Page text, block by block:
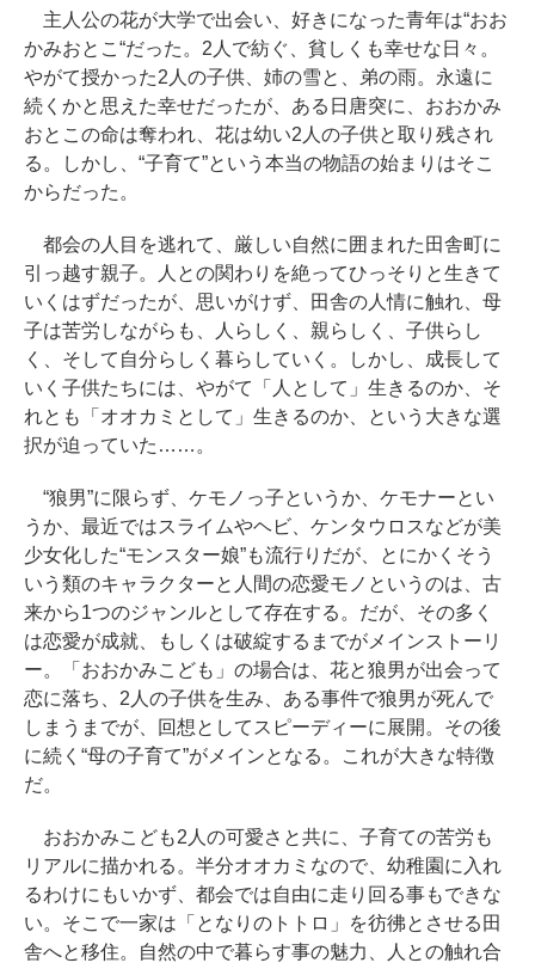
主人公の花が大学で出会い、好きになった青年は“おお
かみおとこ“だった。2人で紡ぐ、貧しくも幸せな日々。
やがて授かった2人の子供、姉の雪と、弟の雨。永遠に
続くかと思えた幸せだったが、ある日唐突に、おおかみ
おとこの命は奪われ、花は幼い2人の子供と取り残され
る。しかし、“子育て”という本当の物語の始まりはそこ
からだった。
都会の人目を逃れて、厳しい自然に囲まれた田舎町に
引っ越す親子。人との関わりを絶ってひっそりと生きて
いくはずだったが、思いがけず、田舎の人情に触れ、母
子は苦労しながらも、人らしく、親らしく、子供らし
く、そして自分らしく暮らしていく。しかし、成長して
いく子供たちには、やがて「人として」生きるのか、そ
れとも「オオカミとして」生きるのか、という大きな選
択が迫っていた……。
“狼男”に限らず、ケモノっ子というか、ケモナーとい
うか、最近ではスライムやヘビ、ケンタウロスなどが美
少女化した“モンスター娘”も流行りだが、とにかくそう
いう類のキャラクターと人間の恋愛モノというのは、古
来から1つのジャンルとして存在する。だが、その多く
は恋愛が成就、もしくは破綻するまでがメインストーリ
ー。「おおかみこども」の場合は、花と狼男が出会って
恋に落ち、2人の子供を生み、ある事件で狼男が死んで
しまうまでが、回想としてスピーディーに展開。その後
に続く“母の子育て”がメインとなる。これが大きな特徴
だ。
おおかみこども2人の可愛さと共に、子育ての苦労も
リアルに描かれる。半分オオカミなので、幼稚園に入れ
るわけにもいかず、都会では自由に走り回る事もできな
い。そこで一家は「となりのトトロ」を彷彿とさせる田
舎へと移住。自然の中で暮らす事の魅力、人との触れ合